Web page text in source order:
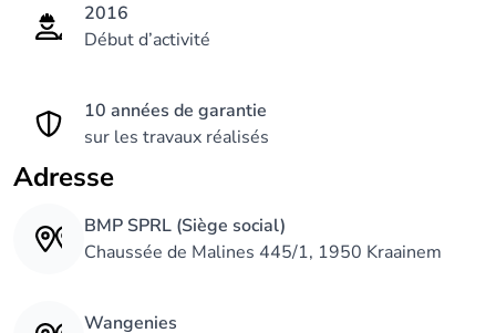
2016
Début d’activité
10 années de garantie
sur les travaux réalisés
Adresse
BMP SPRL (Siège social)
Chaussée de Malines 445/1, 1950 Kraainem
Wangenies